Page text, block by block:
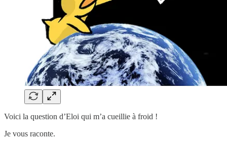
Voici la question d’Eloi qui m’a cueillie à froid !
Je vous raconte.